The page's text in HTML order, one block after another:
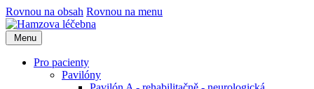
Rovnou na obsah Rovnou na menu
Menu
Pro pacienty
Pavilóny